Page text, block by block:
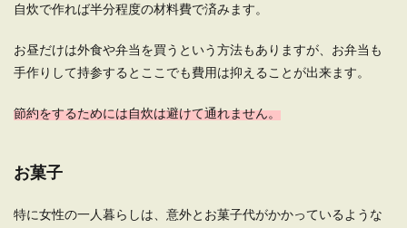
自炊で作れば半分程度の材料費で済みます。
お昼だけは外食や弁当を買うという方法もありますが、お弁当も
手作りして持参するとここでも費用は抑えることが出来ます。
節約をするためには自炊は避けて通れません。
お菓子
特に女性の一人暮らしは、意外とお菓子代がかかっているような